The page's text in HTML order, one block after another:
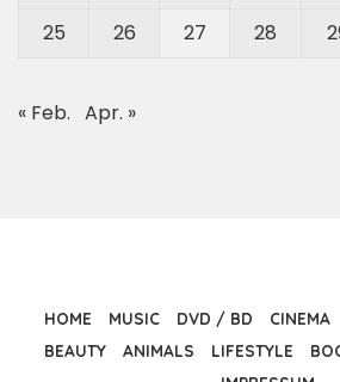
25
26 27 28
« Feb. Apr. »
HOME MUSIC DVD / BD CINEMA
BEAUTY
ANIMALS LIFESTYLE